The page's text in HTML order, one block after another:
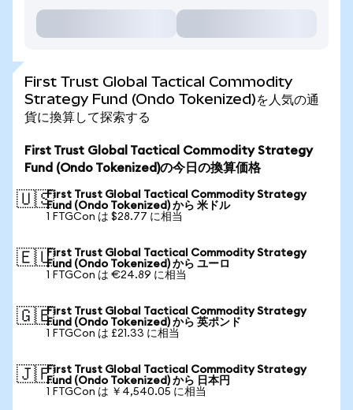
First Trust Global Tactical Commodity
Strategy Fund (Ondo Tokenized)を人気の通
貨に換算して探索する
First Trust Global Tactical Commodity Strategy
Fund (Ondo Tokenized)の今日の換算価格
🇺🇸First Trust Global Tactical Commodity Strategy
Fund (Ondo Tokenized) から 米ドル
1 FTGCon は $28.77 に相当
🇪🇺First Trust Global Tactical Commodity Strategy
Fund (Ondo Tokenized) から ユーロ
1 FTGCon は €24.89 に相当
🇬🇧First Trust Global Tactical Commodity Strategy
Fund (Ondo Tokenized) から 英ポンド
1 FTGCon は £21.33 に相当
🇯🇵First Trust Global Tactical Commodity Strategy
Fund (Ondo Tokenized) から 日本円
1 FTGCon は ￥4,540.05 に相当